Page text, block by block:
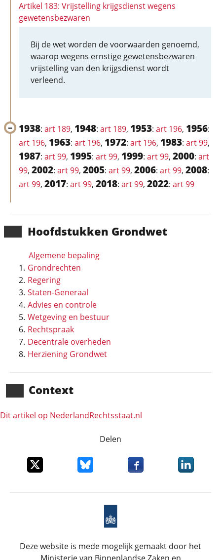
Hoofd­stukken Grondwet
Algemene bepaling
Grondrechten
Regering
Staten-Generaal
Advies en controle
Wetgeving en bestuur
Rechtspraak
Decentrale overheden
Herziening Grondwet
Context
Dit artikel op NederlandRechts­staat.nl
Artikel 183: Vrijstelling krijgsdienst wegens
gewetensbezwaren
Bij de wet worden de voorwaarden genoemd,
waarop wegens ernstige gewetensbezwaren
vrijstelling van den krijgsdienst wordt
verleend.
1938: art 189, 1948: art 189, 1953: art 196, 1956:
art 196, 1963: art 196, 1972: art 196, 1983: art 99,
1987: art 99, 1995: art 99, 1999: art 99, 2000: art
99, 2002: art 99, 2005: art 99, 2006: art 99, 2008:
art 99, 2017: art 99, 2018: art 99, 2022: art 99
Delen
Deel dit item op XDeel dit item op Bluesky
Deel dit item opDeel dit
Deze website is mede mogelijk gemaakt door het